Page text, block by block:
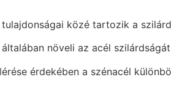
közé tartozik a
növeli az acél
érdekében a szénacél